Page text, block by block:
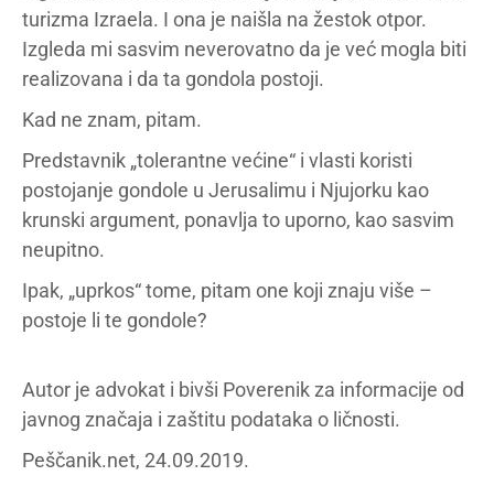
turizma Izraela. I ona je naišla na žestok otpor.
Izgleda mi sasvim neverovatno da je već mogla biti
realizovana i da ta gondola postoji.
Kad ne znam, pitam.
Predstavnik „tolerantne većine“ i vlasti koristi
postojanje gondole u Jerusalimu i Njujorku kao
krunski argument, ponavlja to uporno, kao sasvim
neupitno.
Ipak, „uprkos“ tome, pitam one koji znaju više –
postoje li te gondole?
Autor je advokat i bivši Poverenik za informacije od
javnog značaja i zaštitu podataka o ličnosti.
Peščanik.net, 24.09.2019.